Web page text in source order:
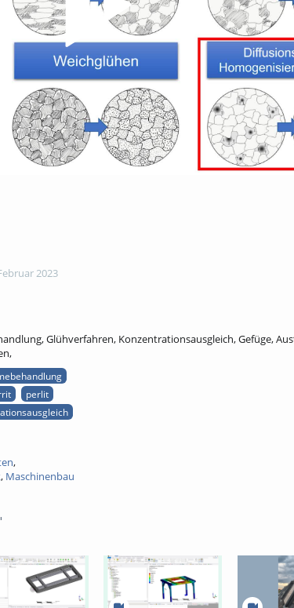
2023
Glühverfahren, Konzentrationsausgleich, Gefüge,
perlit
,
, Maschinenbau